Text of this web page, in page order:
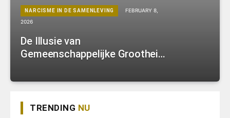
NARCISME IN DE SAMENLEVING
FEBRUARY 8,
2026
De Illusie van
Gemeenschappelijke Grootheid:
Gemeenschappelijk Narcisme
TRENDING NU